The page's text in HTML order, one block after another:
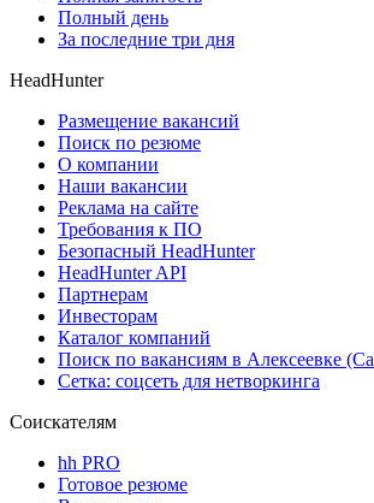
Полный день
За последние три дня
HeadHunter
Размещение вакансий
Поиск по резюме
О компании
Наши вакансии
Реклама на сайте
Требования к ПО
Безопасный HeadHunter
HeadHunter API
Партнерам
Инвесторам
Каталог компаний
Поиск по вакансиям в Алексеевке
Сетка: соцсеть для нетворкинга
Соискателям
hh PRO
Готовое резюме